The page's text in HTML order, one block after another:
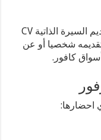
زيارة سوق كارفور المتواجد بمدينتك وتقديم السيرة الذاتية CV
شخصيا أو عن
كافور.
احضارها: